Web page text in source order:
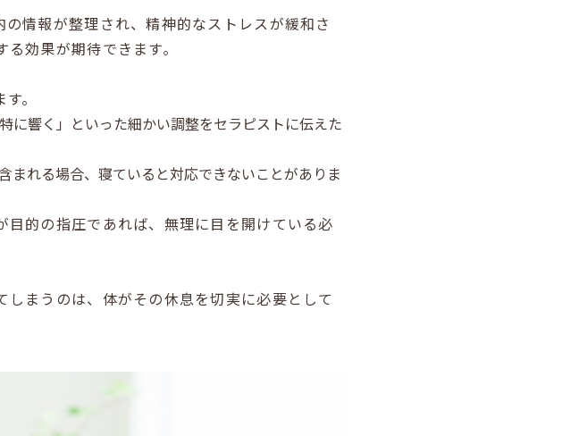
情報が整理され、精神的なストレスが緩和さ
効果が期待できます。
。
に響く」といった細かい調整をセラピストに伝えた
まれる場合、寝ていると対応できないことがありま
的の指圧であれば、無理に目を開けている必
しまうのは、体がその休息を切実に必要として